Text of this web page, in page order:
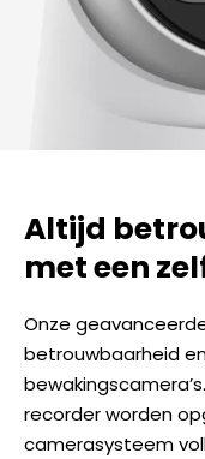
Altijd
met een
Onze
betrouwbaarheid
recorder worden
camerasysteem